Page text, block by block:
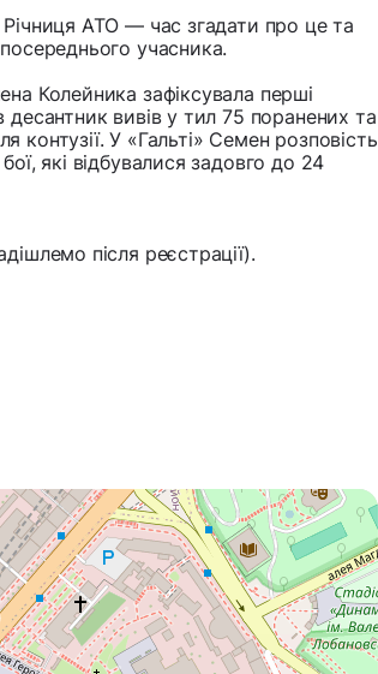
АТО — час згадати про це та
учасника.
Колейника зафіксувала перші
десантник вивів у тил 75 поранених та
контузії. У «Гальті» Семен розповість
які відбувалися задовго до 24
після реєстрації).